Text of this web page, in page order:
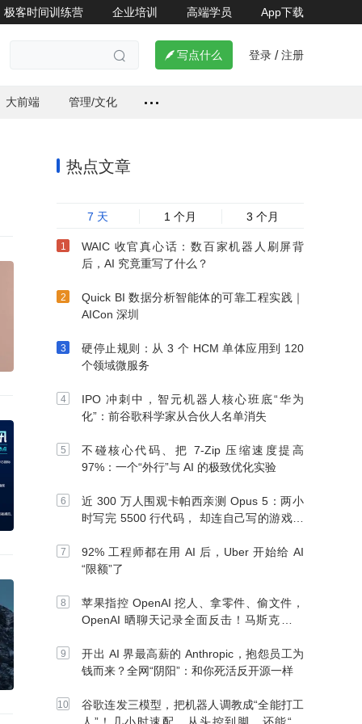
极客时间训练营 企业培训 高端学员 App下载
  写点什么 登录 / 注册
大前端 管理/文化
热点文章
7 天 1 个月 3 个月
WAIC 收官真心话：数百家机器人刷屏背
后，AI 究竟重写了什么？
Quick BI 数据分析智能体的可靠工程实践｜
AICon 深圳
硬停止规则：从 3 个 HCM 单体应用到 120
个领域微服务
IPO 冲刺中，智元机器人核心班底“华为
化”：前谷歌科学家从合伙人名单消失
不碰核心代码、把 7-Zip 压缩速度提高
97%：一个“外行”与 AI 的极致优化实验
近 300 万人围观卡帕西亲测 Opus 5：两小
时写完 5500 行代码， 却连自己写的游戏都
92% 工程师都在用 AI 后，Uber 开始给 AI
“限额”了
苹果指控 OpenAI 挖人、拿零件、偷文件，
OpenAI 晒聊天记录全面反击！马斯克：别
开出 AI 界最高薪的 Anthropic，抱怨员工为
钱而来？全网“阴阳”：和你死活反开源一样
谷歌连发三模型，把机器人调教成“全能打工